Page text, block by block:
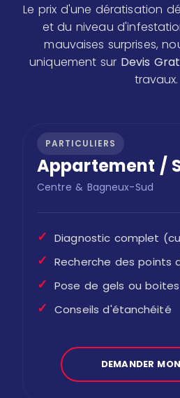
Le prix d'une dératisation
et du niveau
mauvaises surprises,
uniquement sur Devis
travaux.
PARTICULIERS
Appartement /
Centre & Bagneux-Sud
✓ Diagnostic complet
✓ Recherche des points
✓ Pose de gels ou
✓ Conseils d'étanchéité
DEMANDER